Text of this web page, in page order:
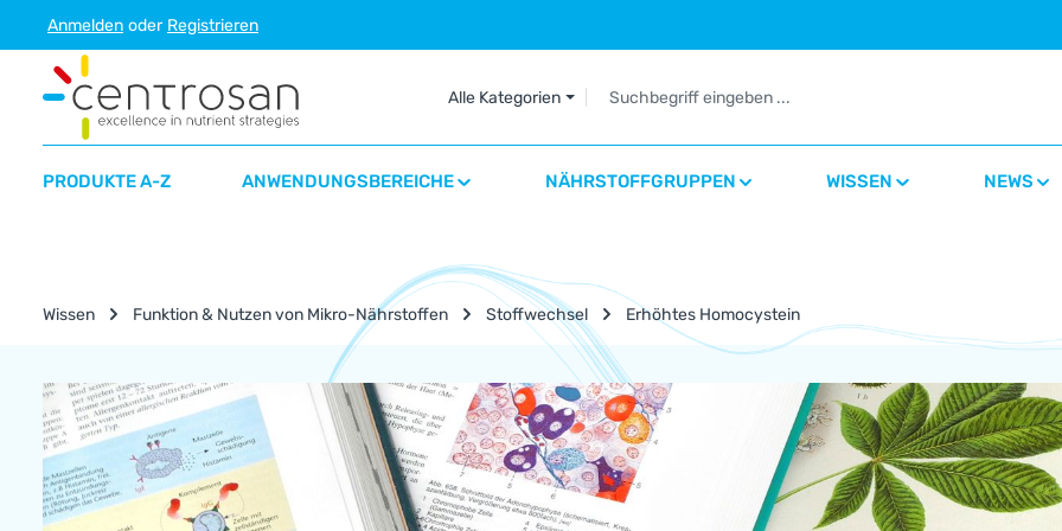
Hauptinhalt springen
Zur Suche springen
Zur Hauptnavigation springen
Anmelden oder Registrieren
Alle Kategorien
PRODUKTE A-Z ANWENDUNGSBEREICHE NÄHRSTOFFGRUPPEN WISSEN NEWS
Wissen Funktion & Nutzen von Mikro-Nährstoffen Stoffwechsel Erhöhtes Homocystein
Nährstoff-Lexikon